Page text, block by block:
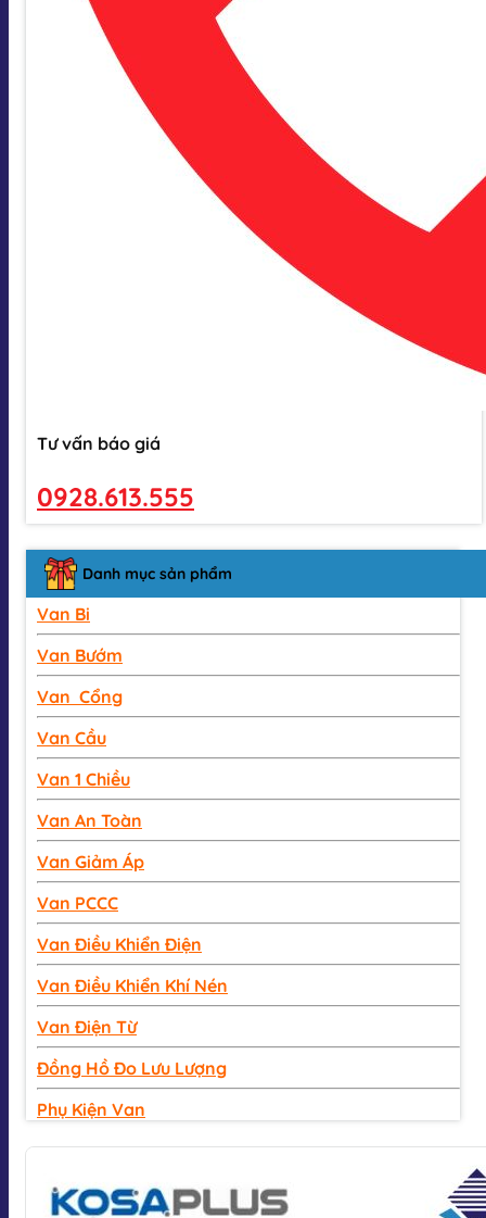
Tư vấn báo giá
0928.613.555
Danh mục sản phẩm
Van Bi
Van Bướm
Van Cổng
Van Cầu
Van 1 Chiều
Van An Toàn
Van Giảm Áp
Van PCCC
Van Điều Khiển Điện
Van Điều Khiển Khí Nén
Van Điện Từ
Đồng Hồ Đo Lưu Lượng
Phụ Kiện Van